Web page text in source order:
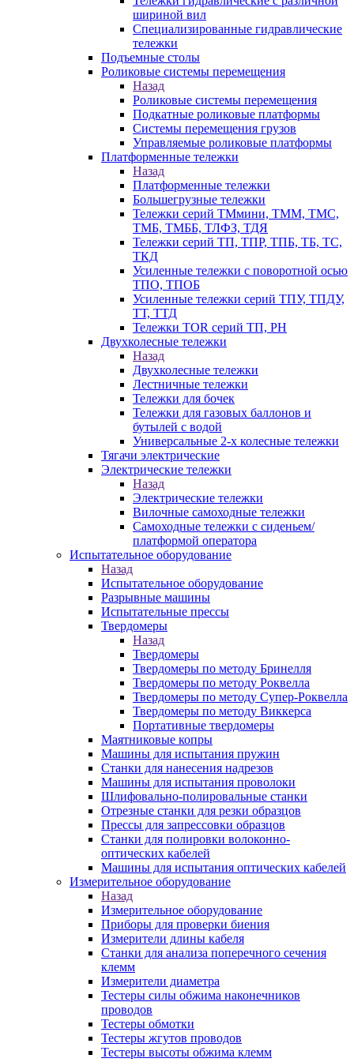
шириной вил
Специализированные гидравлические
тележки
Подъемные столы
Роликовые системы перемещения
Назад
Роликовые системы перемещения
Подкатные роликовые платформы
Системы перемещения грузов
Управляемые роликовые платформы
Платформенные тележки
Назад
Платформенные тележки
Большегрузные тележки
Тележки серий ТМмини, ТММ, ТМС,
ТМБ, ТМББ, ТЛФЗ, ТДЯ
Тележки серий ТП, ТПР, ТПБ, ТБ, ТС,
ТКД
Усиленные тележки с поворотной осью
ТПО, ТПОБ
Усиленные тележки серий ТПУ, ТПДУ,
ТТ, ТТД
Тележки TOR серий ТП, PH
Двухколесные тележки
Назад
Двухколесные тележки
Лестничные тележки
Тележки для бочек
Тележки для газовых баллонов и
бутылей с водой
Универсальные 2-х колесные тележки
Тягачи электрические
Электрические тележки
Назад
Электрические тележки
Вилочные самоходные тележки
Самоходные тележки с сиденьем/
платформой оператора
Испытательное оборудование
Назад
Испытательное оборудование
Разрывные машины
Испытательные прессы
Твердомеры
Назад
Твердомеры
Твердомеры по методу Бринелля
Твердомеры по методу Роквелла
Твердомеры по методу Супер-Роквелла
Твердомеры по методу Виккерса
Портативные твердомеры
Маятниковые копры
Машины для испытания пружин
Станки для нанесения надрезов
Машины для испытания проволоки
Шлифовально-полировальные станки
Отрезные станки для резки образцов
Прессы для запрессовки образцов
Станки для полировки волоконно-
оптических кабелей
Машины для испытания оптических кабелей
Измерительное оборудование
Назад
Измерительное оборудование
Приборы для проверки биения
Измерители длины кабеля
Станки для анализа поперечного сечения
клемм
Измерители диаметра
Тестеры силы обжима наконечников
проводов
Тестеры обмотки
Тестеры жгутов проводов
Тестеры высоты обжима клемм